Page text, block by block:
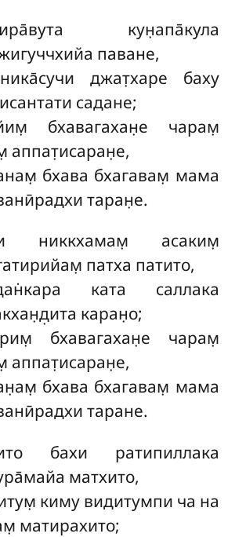
кун̣апа̄кула
паване,
джат̣харе баху
садане;
бхавагахан̣е чарам̣
аппат̣исаран̣е,
бхава бхагавам̣ мама
таран̣е.
никкхамам̣ асаким̣
патха патито,
ката саллака
каран̣о;
бхавагахан̣е чарам̣
аппат̣исаран̣е,
бхава бхагавам̣ мама
таране.
бахи ратипиллака
матхито,
киму видитумпи ча на
матирахито;